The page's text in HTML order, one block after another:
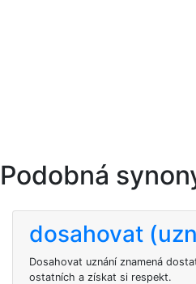
Podobná
dosahovat
Dosahovat uznání znamená
ostatních a získat si respekt.